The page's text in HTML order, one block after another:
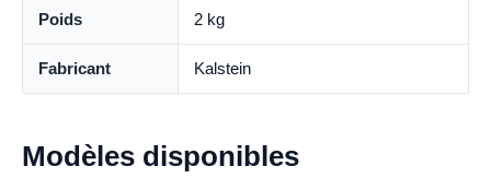
Poids 2 kg
Fabricant Kalstein
Modèles disponibles